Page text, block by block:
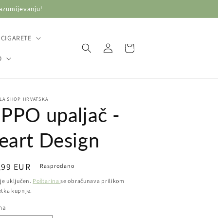
Prijava Košarica
SHOP HRVATSKA
upaljač -
Design
EUR Rasprodano
uključen. Poštarinase obračunava prilikom
kupnje.